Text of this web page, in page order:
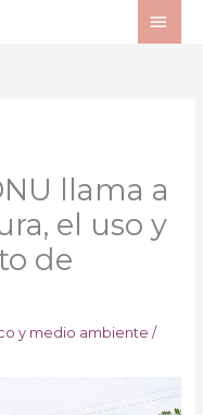
llama a
el uso y
de
y medio ambiente /